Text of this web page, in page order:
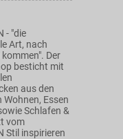
- "die
Art, nach
Der
besticht mit
aus den
Wohnen, Essen
Schlafen &
vom
Stil inspirieren